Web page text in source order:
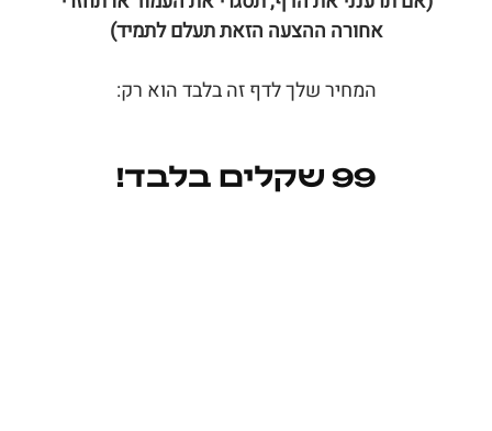
אחורה ההצעה הזאת תעלם לתמיד)
המחיר שלך לדף זה בלבד הוא רק:
99 שקלים בלבד!